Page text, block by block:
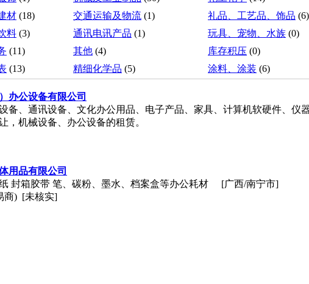
材 (18) 交通运输及物流 (1) 礼品、工艺品、饰品 (6)
料 (3) 通讯电讯产品 (1) 玩具、宠物、水族 (0)
(11) 其他 (4) 库存积压 (0)
(13) 精细化学品 (5) 涂料、涂装 (6)
办公设备有限公司
备、通讯设备、文化办公用品、电子产品、家具、计算机软硬件、
，机械设备、办公设备的租赁。
用品有限公司
封箱胶带 笔、碳粉、墨水、档案盒等办公耗材
商) [未核实]
[广西/南宁市]